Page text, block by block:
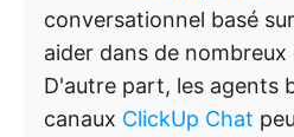
conversationnel basé
aider dans de
D'autre part, les agents
canaux ClickUp Chat